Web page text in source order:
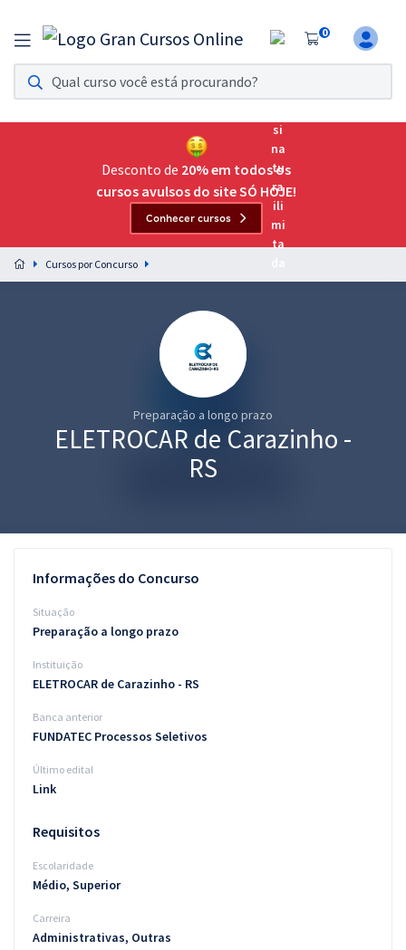
0
Assinatura Ilimitada 11
Acesso a todos os cursos. Teste grátis por 7 dias!
Assinatura OAB Até Passar
Acesso ilimitado a toda preparação para o Exame da
Preparação completa e intensiva para as principais
residências em saúde do Brasil
Conteúdo gratuito
Blog
Desconto de 20% em todos os
cursos avulsos do site SÓ HOJE!
Conhecer cursos
Cursos por Concurso
Preparação a longo prazo
ELETROCAR de Carazinho -
RS
Informações do Concurso
Situação
Preparação a longo prazo
Instituição
ELETROCAR de Carazinho - RS
Banca anterior
FUNDATEC Processos Seletivos
Último edital
Link
Requisitos
Escolaridade
Médio, Superior
Carreira
Administrativas, Outras